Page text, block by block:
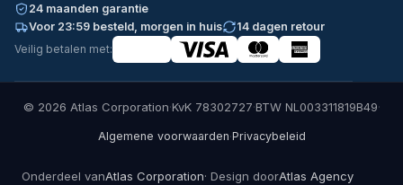
24 maanden garantie
Voor 23:59 besteld, morgen in huis
14 dagen retour
Veilig betalen met:
© 2026 Atlas Corporation·KvK 78302727·BTW NL003311819B49·
Algemene voorwaarden·Privacybeleid
Onderdeel vanAtlas Corporation· Design doorAtlas Agency